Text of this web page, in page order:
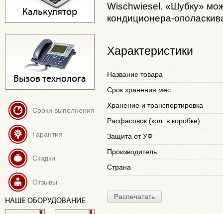
Калькулятор
Вызов технолога
Сроки выполнения
Гарантия
Скидки
Отзывы
НАШЕ ОБОРУДОВАНИЕ
Wischwiesel. «Шубку»
кондиционера-
Характеристики
Название товара
Срок хранения мес.
Хранение и транспортировка
Расфасовок (кол. в коробке)
Защита от УФ
Производитель
Страна
Распечатать